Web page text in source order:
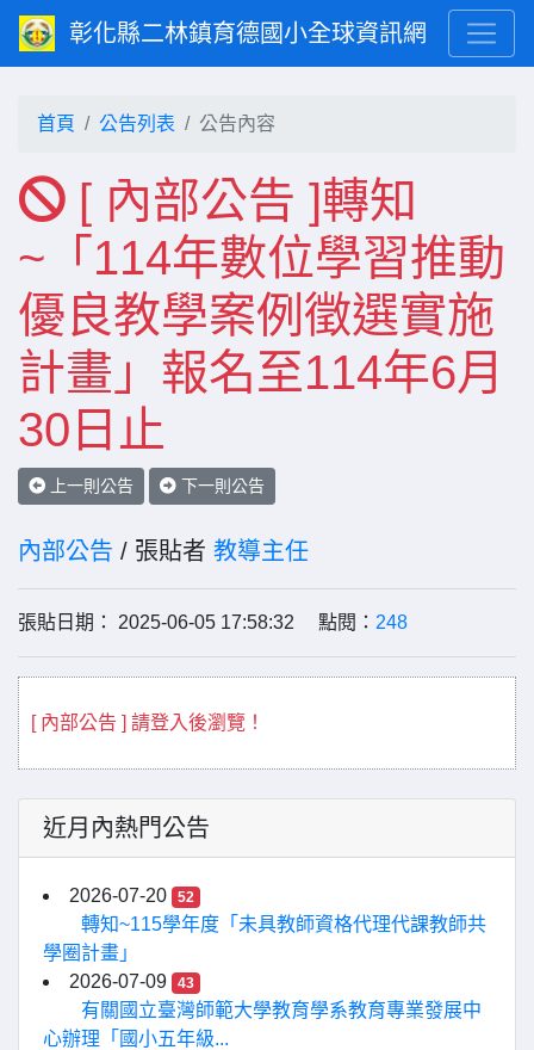
彰化縣二林鎮育德國小全球資訊網
首頁 公告列表 公告內容
[ 內部公告 ]轉知
~「114年數位學習推動
優良教學案例徵選實施
計畫」報名至114年6月
30日止
上一則公告 下一則公告
內部公告 / 張貼者 教導主任
張貼日期： 2025-06-05 17:58:32 點閱： 248
[ 內部公告 ] 請登入後瀏覽！
近月內熱門公告
2026-07-20 52
轉知~115學年度「未具教師資格代理代課教師共
學圈計畫」
2026-07-09
43
有關國立臺灣師範大學教育學系教育專業發展中
心辦理「國小五年級...